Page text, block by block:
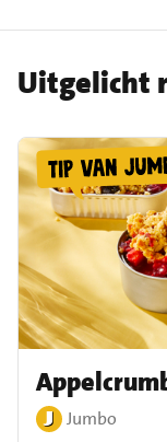
Uitgelicht
Jumbo